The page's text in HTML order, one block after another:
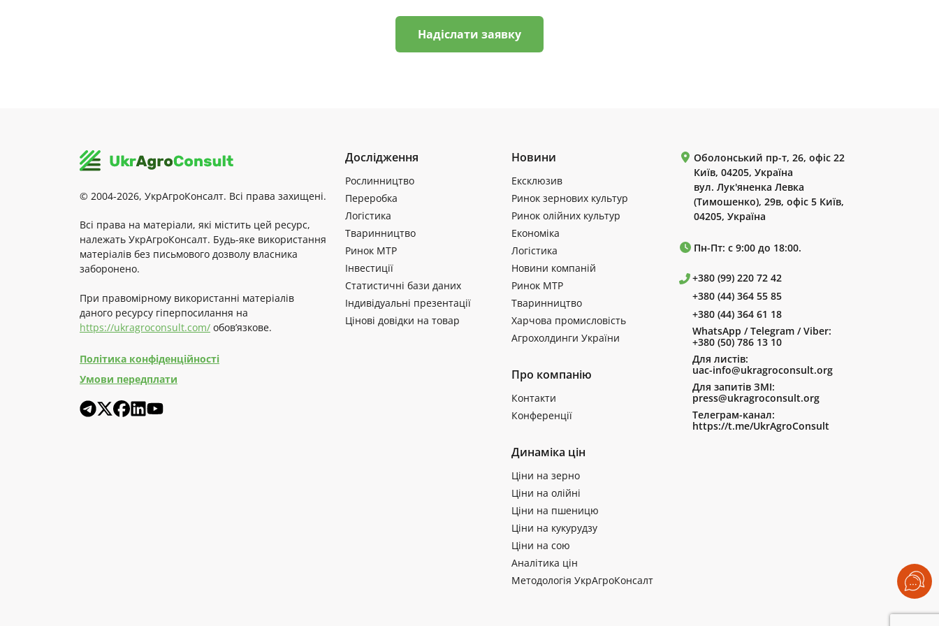
Надіслати заявку
© 2004-2026, УкрАгроКонсалт. Всі права захищені.
Всі права на матеріали, які містить цей ресурс,
належать УкрАгроКонсалт. Будь-яке використання
матеріалів без письмового дозволу власника
заборонено.
При правомірному використанні матеріалів
даного ресурсу гіперпосилання на
https://ukragroconsult.com/ обов’язкове.
Політика конфіденційності
Умови передплати
Дослідження
Рослинництво
Переробка
Логістика
Тваринництво
Ринок МТР
Інвестиції
Статистичні бази даних
Індивідуальні презентації
Цінові довідки на товар
Новини
Ексклюзив
Ринок зернових культур
Ринок олійних культур
Економіка
Логістика
Новини компаній
Ринок МТР
Тваринництво
Харчова промисловість
Агрохолдинги України
Про компанію
Контакти
Конференції
Динаміка цін
Ціни на зерно
Ціни на олійні
Ціни на пшеницю
Ціни на кукурудзу
Ціни на сою
Аналітика цін
Методологія УкрАгроКонсалт
Оболонський пр-т, 26, офіс 22
Київ, 04205, Україна
вул. Лук'яненка Левка
(Тимошенко), 29в, офіс 5 Київ,
04205, Україна
Пн-Пт: с 9:00 до 18:00.
+380 (99) 220 72 42
+380 (44) 364 55 85
+380 (44) 364 61 18
WhatsApp / Telegram / Viber:
+380 (50) 786 13 10
Для листів:
uac-info@ukragroconsult.org
Для запитів ЗМІ:
press@ukragroconsult.org
Телеграм-канал:
https://t.me/UkrAgroConsult